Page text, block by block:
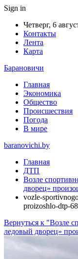
Sign in
Четверг, 6
Контакты
Лента
Карта
Барановичи
Главная
Экономика
Общество
Происшествия
Погода
В мире
baranovichi.by
Главная
ДТП
Возле
дворец»
vozle-
proizoshlo-dtp-
Вернуться к "Возле
ледовый дворец»